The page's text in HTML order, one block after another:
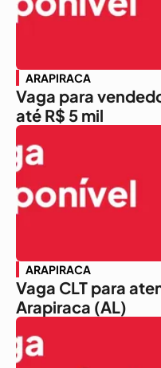
ARAPIRACA
Vaga para
até R$ 5 mil
ARAPIRACA
Vaga CLT para
Arapiraca (AL)